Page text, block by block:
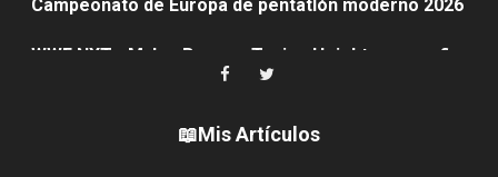
Mundial de MotoGP 2026 - GP Gran Bretaña
📖Mis Artículos